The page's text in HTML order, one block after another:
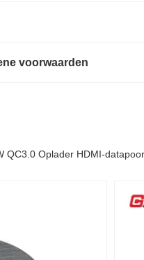
voorwaarden
QC3.0 Oplader HDMI-